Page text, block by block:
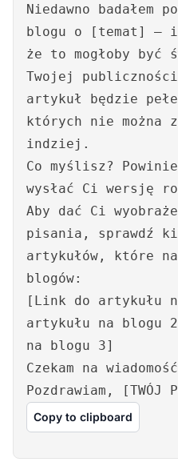
Niedawno badałem
blogu o [temat] – i
że to mogłoby być
Twojej
artykuł będzie
których nie można
indziej.
Co myślisz?
wysłać Ci wersję
Aby dać Ci
pisania, sprawdź
artykułów, które
blogów:
[Link do artykułu
artykułu na blogu
na blogu 3]
Czekam na
Pozdrawiam, [TWÓJ
Copy to clipboard